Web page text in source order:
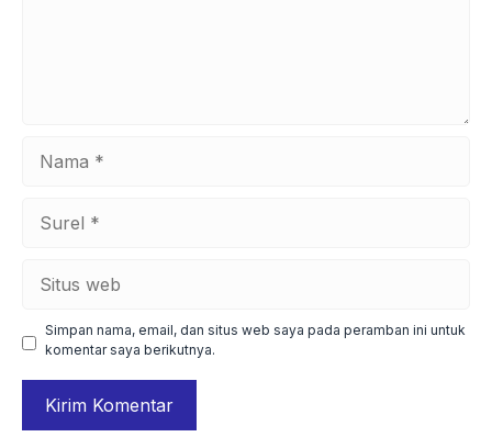
web
Simpan nama, email, dan situs web saya pada peramban ini untuk
komentar saya berikutnya.